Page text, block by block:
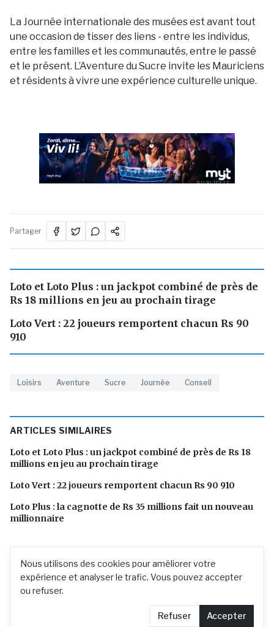
Nous utilisons des cookies pour améliorer votre
expérience et analyser le trafic. Vous pouvez accepter
ou refuser.
Refuser Accepter
La Journée internationale des musées est avant tout
une occasion de tisser des liens - entre les individus,
entre les familles et les communautés, entre le passé
et le présent. L’Aventure du Sucre invite les Mauriciens
et résidents à vivre une expérience culturelle unique.
PUBLICITÉ
Partager
Loto et Loto Plus : un jackpot combiné de près de
Rs 18 millions en jeu au prochain tirage
Loto Vert : 22 joueurs remportent chacun Rs 90
910
Loisirs Aventure Sucre Journée Conseil
ARTICLES SIMILAIRES
Loto et Loto Plus : un jackpot combiné de près de Rs 18
millions en jeu au prochain tirage
Loto Vert : 22 joueurs remportent chacun Rs 90 910
Loto Plus : la cagnotte de Rs 35 millions fait un nouveau
millionnaire